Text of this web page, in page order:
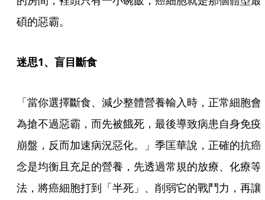
碩的惡霸。
迷思1、盲目斷食
「當你選擇斷食、減少整體營養輸入時，正常細胞會
為搶不過惡霸，而先被餓死，最後導致病患自身免疫
崩盤，反而加速病況惡化。」季匡華說，正確的抗癌
念是均衡且充足的營養，先透過常規的放療、化療等
法，將癌細胞打到「半死」、削弱它的戰鬥力，再讓